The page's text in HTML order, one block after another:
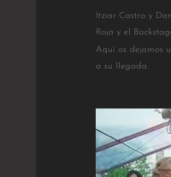
Itziar Castro y
Roja y el
Aquí os dejamos
a su llegada.